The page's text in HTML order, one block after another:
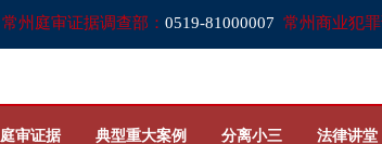
常州庭审证据调查部： 0519-81000007 常州商业犯罪
庭审证据 典型重大案例 分离小三 法律讲堂